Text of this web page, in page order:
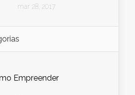
mar 28, 2017
Empreender